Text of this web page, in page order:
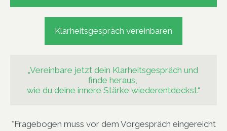
Klarheitsgespräch vereinbaren
„Vereinbare jetzt dein Klarheitsgespräch und
finde heraus,
wie du deine innere Stärke wiederentdeckst.“
*Fragebogen muss vor dem Vorgespräch eingereicht